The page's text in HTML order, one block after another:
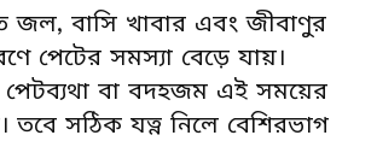
জল, বাসি খাবার এবং জীবাণুর
পেটের সমস্যা বেড়ে যায়।
পেটব্যথা বা বদহজম এই সময়ের
তবে সঠিক যত্ন নিলে বেশিরভাগ